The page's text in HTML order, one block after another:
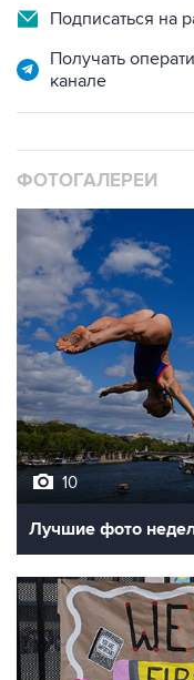
Получать
10
Лучшие фото